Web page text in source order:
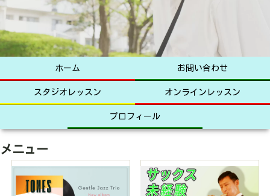
ホーム お問い合わせ
スタジオレッスン オンラインレッスン
プロフィール
メニュー